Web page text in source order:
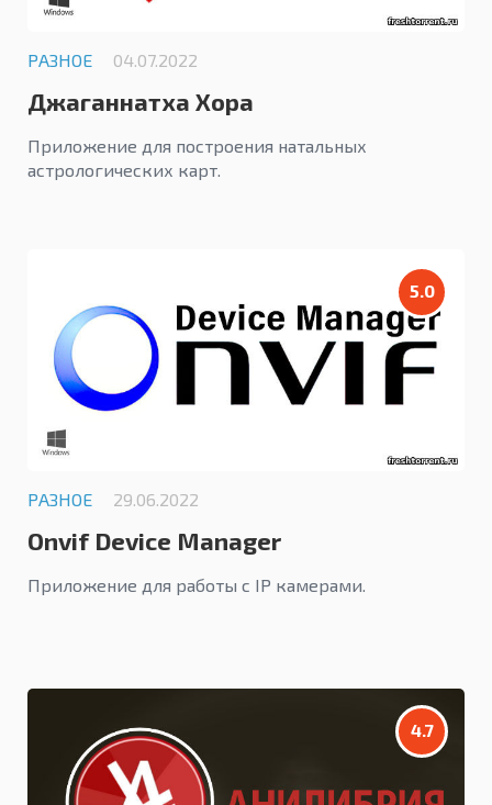
РАЗНОЕ 04.07.2022
Джаганнатха Хора
Приложение для построения натальных
астрологических карт.
5.0
РАЗНОЕ 29.06.2022
Onvif Device Manager
Приложение для работы с IP камерами.
4.7